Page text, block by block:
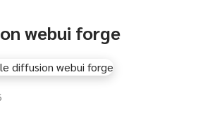
webui forge